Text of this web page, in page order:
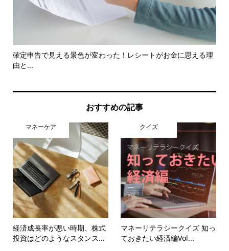
確定申告で見える景色が変わった！レシートがお金に思える理
由と...
おすすめの記事
マネーケア
経済成長率が悪い時期、株式
投資はどのようなスタンス...
クイズ
マネーリテラシークイズ 知っ
ておきたい経済編Vol...